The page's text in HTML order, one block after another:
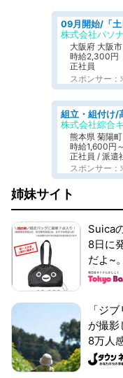
株式会社パソナ
大阪府 大阪市
時給2,300円
正社員
スポンサー：
株式会社綜合
熊本県 菊陽町
時給1,600円
正社員 / 派遣
スポンサー：
姉妹サイト
Suica
8日に
だよ~。
「ジ
が撮影
8万人